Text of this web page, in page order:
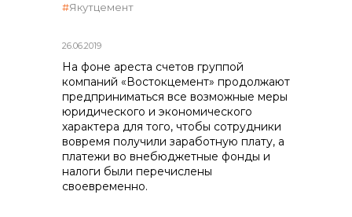
реализация неликвидов
26.06.2019
Якутцемент
На фоне ареста счетов группой
компаний «Востокцемент» продолжают
предприниматься все возможные меры
юридического и экономического
характера для того, чтобы сотрудники
вовремя получили заработную плату, а
платежи во внебюджетные фонды и
налоги были перечислены
своевременно.